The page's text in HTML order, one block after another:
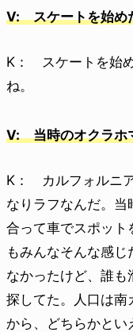
V: スケートを始め
K： スケートを始
ね。
V: 当時のオクラホ
K： カルフォルニ
なりラフなんだ。当
合って車でスポット
もみんなそんな感
なかったけど、誰
探してた。人口は南
から、どちらかとい